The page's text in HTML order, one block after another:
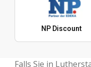
NP Discount
Falls Sie in